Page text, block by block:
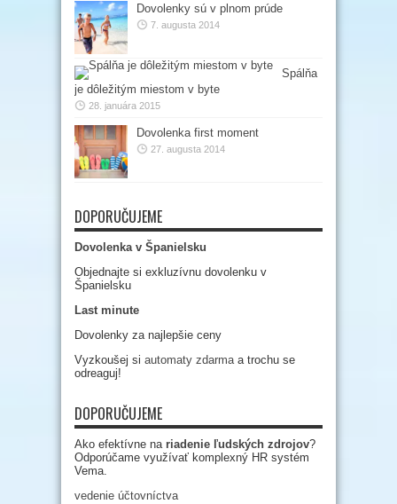
Dovolenky sú v plnom prúde
7. augusta 2014
Spálňa
je dôležitým miestom v byte
28. januára 2015
Dovolenka first moment
27. augusta 2014
DOPORUČUJEME
Dovolenka v Španielsku
Objednajte si exkluzívnu dovolenku v
Španielsku
Last minute
Dovolenky za najlepšie ceny
Vyzkoušej si automaty zdarma a trochu se
odreaguj!
DOPORUČUJEME
Ako efektívne na riadenie ľudských zdrojov?
Odporúčame využívať komplexný HR systém
Vema.
vedenie účtovníctva